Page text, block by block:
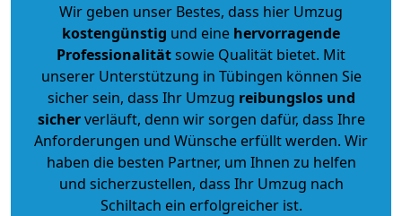
Wir geben unser Bestes, dass hier Umzug
kostengünstig und eine hervorragende
Professionalitätsowie Qualität bietet. Mit
unserer Unterstützung in Tübingen können Sie
sicher sein, dass Ihr Umzug reibungslos und
sicherverläuft, denn wir sorgen dafür, dass Ihre
Anforderungen und Wünsche erfüllt werden. Wir
haben die besten Partner, um Ihnen zu helfen
und sicherzustellen, dass Ihr Umzug nach
Schiltach ein erfolgreicher ist.